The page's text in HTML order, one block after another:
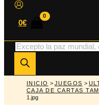
0€
Búsqueda
de
productos
INICIO > JUEGOS >
CAJA DE CARTAS
1.jpg